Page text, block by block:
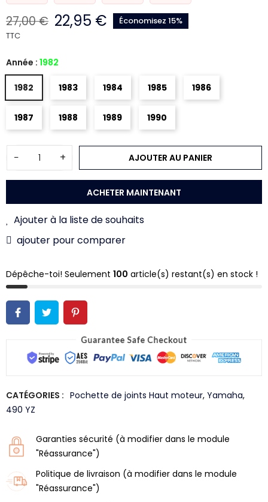
27,00 € 22,95 €
Économisez 15%
TTC
Année : 1982
1982 1983 1984 1985 1986
1987 1988 1989 1990
− + AJOUTER AU PANIER
ACHETER MAINTENANT
Ajouter à la liste de souhaits
ajouter pour comparer
Dépêche-toi! Seulement 100 article(s) restant(s) en stock !
CATÉGORIES : Pochette de joints Haut moteur, Yamaha,
490 YZ
Garanties sécurité (à modifier dans le module
"Réassurance")
Politique de livraison (à modifier dans le module
"Réassurance")